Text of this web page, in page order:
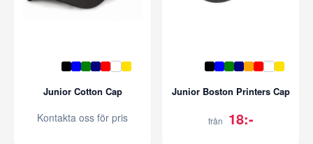
Junior Cotton Cap
Kontakta oss för pris
Junior Boston Printers Cap
från 18:-